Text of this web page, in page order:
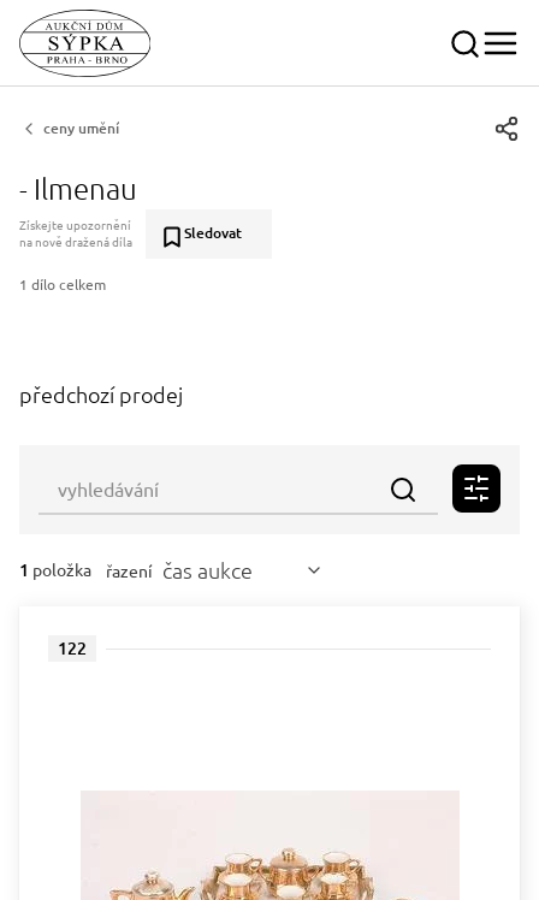
ceny umění
- Ilmenau
Získejte upozornění
na nově dražená díla
Sledovat
1 dílo celkem
předchozí prodej
1 položka řazení čas aukce
122